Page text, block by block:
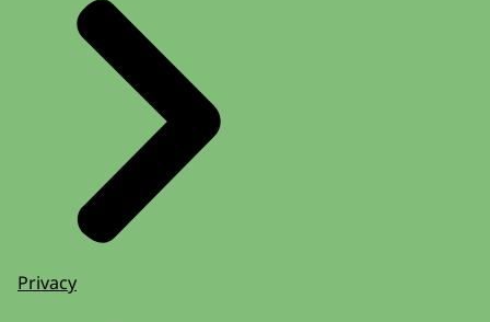
Privacy